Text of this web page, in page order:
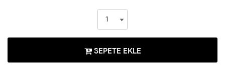
SEPETE EKLE